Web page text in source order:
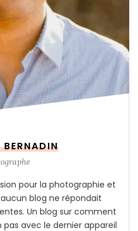
pour la photographie et
blog ne répondait
Un blog sur comment
avec le dernier appareil